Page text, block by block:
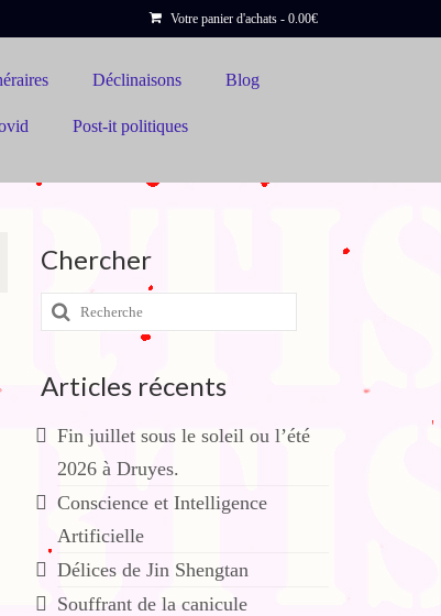
Votre panier d'achats - 0.00€
Déclinaisons Blog
Post-it politiques
Chercher
Rechercher
:
Articles récents
Fin juillet sous le soleil ou l’été
2026 à Druyes.
Conscience et Intelligence
Artificielle
Délices de Jin Shengtan
Souffrant de la canicule